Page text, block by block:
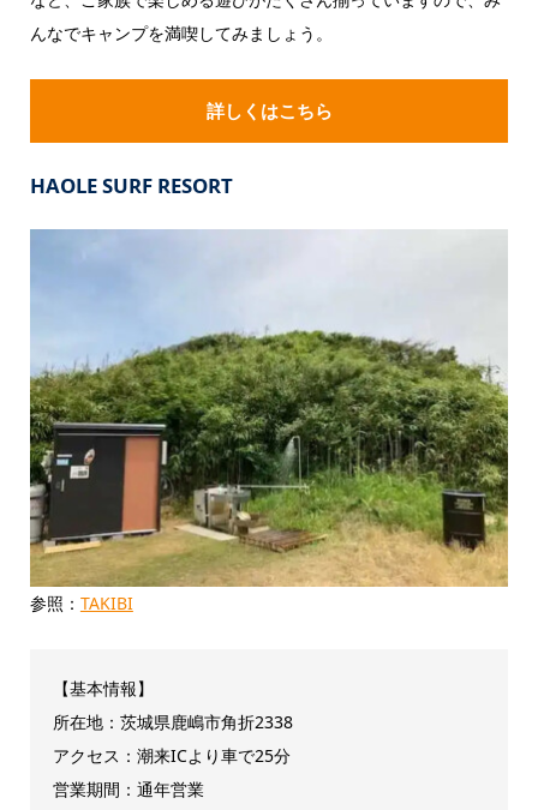
んなでキャンプを満喫してみましょう。
詳しくはこちら
HAOLE SURF RESORT
参照： TAKIBI
【基本情報】
所在地：茨城県鹿嶋市角折2338
アクセス：潮来ICより車で25分
営業期間：通年営業